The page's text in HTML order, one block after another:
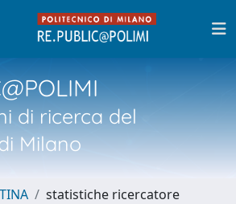
di ricerca del
Milano
statistiche ricercatore